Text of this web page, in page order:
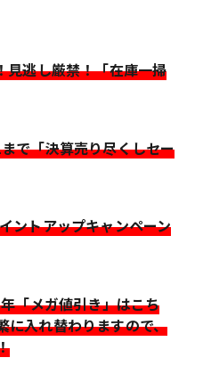
見逃し厳禁！「在庫一掃
で「決算売り尽くしセー
ントアップキャンペーン
「メガ値引き」はこち
に入れ替わりますので、